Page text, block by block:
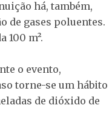
há, também,
de gases poluentes.
100 m².
o evento,
torne-se um hábito
de dióxido de